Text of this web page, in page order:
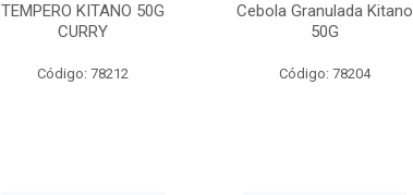
TEMPERO KITANO 50G
CURRY
Código: 78212
Cebola Granulada Kitano
50G
Código: 78204